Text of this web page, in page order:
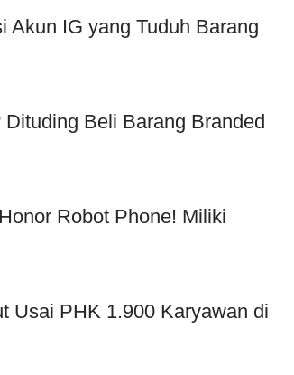
Akun IG yang Tuduh Barang
Beli Barang Branded
Robot Phone! Miliki
Usai PHK 1.900 Karyawan di